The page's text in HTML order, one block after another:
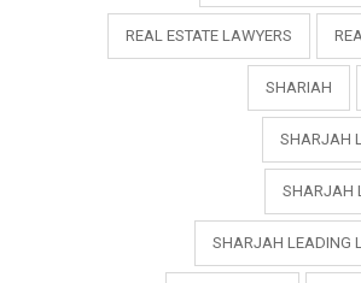
REAL ESTATE LAWYERS
SHARIAH
SHARJAH
SHARJAH
SHARJAH LEADING